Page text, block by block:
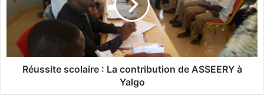
ls
l
Réussite scolaire : La contribution de ASSEERY à
Yalgo